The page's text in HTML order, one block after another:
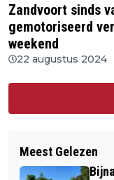
Zandvoort sinds
gemotoriseerd
weekend
22 augustus 2024
Meest Gelezen